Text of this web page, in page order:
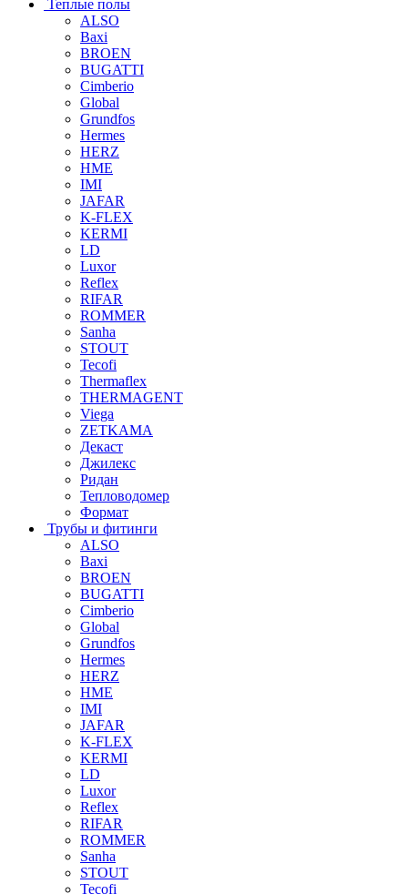
Теплые полы
ALSO
Baxi
BROEN
BUGATTI
Cimberio
Global
Grundfos
Hermes
HERZ
HME
IMI
JAFAR
K-FLEX
KERMI
LD
Luxor
Reflex
RIFAR
ROMMER
Sanha
STOUT
Tecofi
Thermaflex
THERMAGENT
Viega
ZETKAMA
Декаст
Джилекс
Ридан
Тепловодомер
Формат
Трубы и фитинги
ALSO
Baxi
BROEN
BUGATTI
Cimberio
Global
Grundfos
Hermes
HERZ
HME
IMI
JAFAR
K-FLEX
KERMI
LD
Luxor
Reflex
RIFAR
ROMMER
Sanha
STOUT
Tecofi